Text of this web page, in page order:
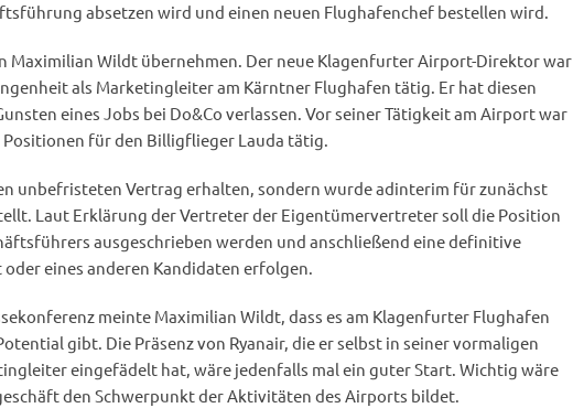
absetzen wird und einen neuen Flughafenchef bestellen wird.
Maximilian Wildt übernehmen. Der neue Klagenfurter Airport-Direktor war
als Marketingleiter am Kärntner Flughafen tätig. Er hat diesen
eines Jobs bei Do&Co verlassen. Vor seiner Tätigkeit am Airport war
Positionen für den Billigflieger Lauda tätig.
unbefristeten Vertrag erhalten, sondern wurde adinterim für zunächst
Laut Erklärung der Vertreter der Eigentümervertreter soll die Position
ausgeschrieben werden und anschließend eine definitive
eines anderen Kandidaten erfolgen.
meinte Maximilian Wildt, dass es am Klagenfurter Flughafen
gibt. Die Präsenz von Ryanair, die er selbst in seiner vormaligen
eingefädelt hat, wäre jedenfalls mal ein guter Start. Wichtig wäre
den Schwerpunkt der Aktivitäten des Airports bildet.